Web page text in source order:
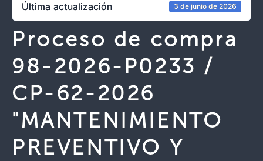
Última actualización 3 de junio de 2026
Proceso de compra
98-2026-P0233 /
CP-62-2026
"MANTENIMIENTO
PREVENTIVO Y